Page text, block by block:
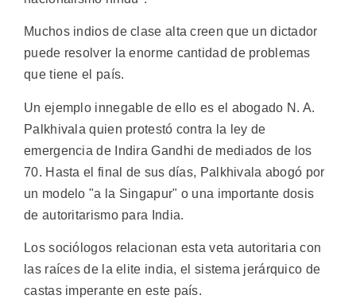
Muchos indios de clase alta creen que un dictador
puede resolver la enorme cantidad de problemas
que tiene el país.
Un ejemplo innegable de ello es el abogado N. A.
Palkhivala quien protestó contra la ley de
emergencia de Indira Gandhi de mediados de los
70. Hasta el final de sus días, Palkhivala abogó por
un modelo "a la Singapur" o una importante dosis
de autoritarismo para India.
Los sociólogos relacionan esta veta autoritaria con
las raíces de la elite india, el sistema jerárquico de
castas imperante en este país.